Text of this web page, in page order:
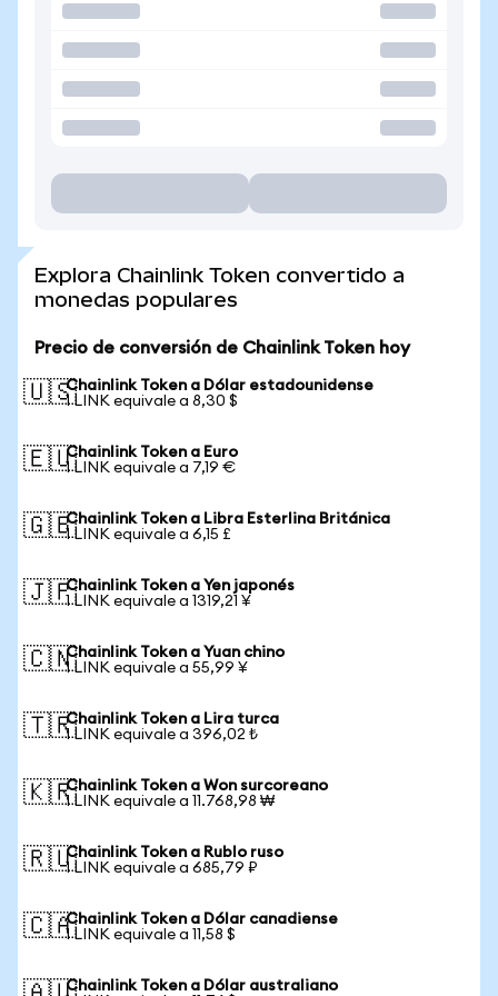
Explora Chainlink Token convertido a
monedas populares
Precio de conversión de Chainlink Token hoy
🇺🇸Chainlink Token a Dólar estadounidense
1 LINK equivale a 8,30 $
🇪🇺Chainlink Token a Euro
1 LINK equivale a 7,19 €
🇬🇧Chainlink Token a Libra Esterlina Británica
1 LINK equivale a 6,15 £
🇯🇵Chainlink Token a Yen japonés
1 LINK equivale a 1319,21 ¥
🇨🇳Chainlink Token a Yuan chino
1 LINK equivale a 55,99 ¥
🇹🇷Chainlink Token a Lira turca
1 LINK equivale a 396,02 ₺
🇰🇷Chainlink Token a Won surcoreano
1 LINK equivale a 11.768,98 ₩
🇷🇺Chainlink Token a Rublo ruso
1 LINK equivale a 685,79 ₽
🇨🇦Chainlink Token a Dólar canadiense
1 LINK equivale a 11,58 $
Chainlink Token a Dólar australiano